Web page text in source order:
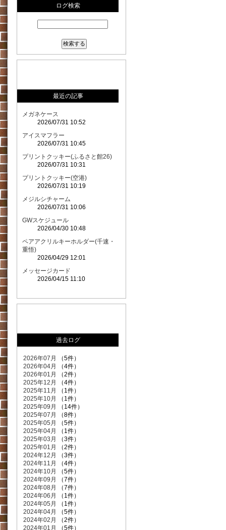
ログ検索
最近の記事
メガネケース
2026/07/31 10:52
アイスマフラー
2026/07/31 10:45
プリントクッキー(ふるさと館26)
2026/07/31 10:31
プリントクッキー(空港)
2026/07/31 10:19
メジルシチャーム
2026/07/31 10:06
GWスケジュール
2026/04/30 10:48
ペアアクリルキーホルダー(千速・
重悟)
2026/04/29 12:01
メッセージカード
2026/04/15 11:10
過去ログ
2026年07月
（5件）
2026年04月
（4件）
2026年01月
（2件）
2025年12月
（4件）
2025年11月
（1件）
2025年10月
（1件）
2025年09月
（14件）
2025年07月
（8件）
2025年05月
（5件）
2025年04月
（1件）
2025年03月
（3件）
2025年01月
（2件）
2024年12月
（3件）
2024年11月
（4件）
2024年10月
（5件）
2024年09月
（7件）
2024年08月
（7件）
2024年06月
（1件）
2024年05月
（1件）
2024年04月
（5件）
2024年02月
（2件）
2024年01月
（5件）